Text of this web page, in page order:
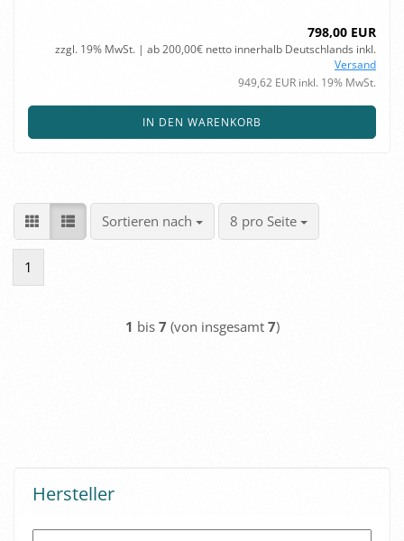
798,00 EUR
zzgl. 19% MwSt. | ab 200,00€ netto innerhalb Deutschlands inkl.
Versand
949,62 EUR inkl. 19% MwSt.
IN DEN WARENKORB
Sortieren nach
Sortieren nach 8 pro Seite
pro Seite
1
1 bis 7 (von insgesamt 7)
Hersteller